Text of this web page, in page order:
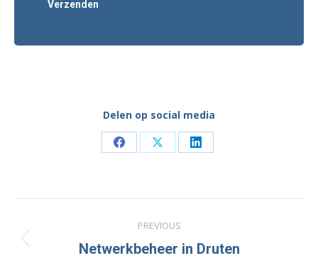
Delen op social media
Share Share Share
navigation
PREVIOUS
Previous
Netwerkbeheer in Druten